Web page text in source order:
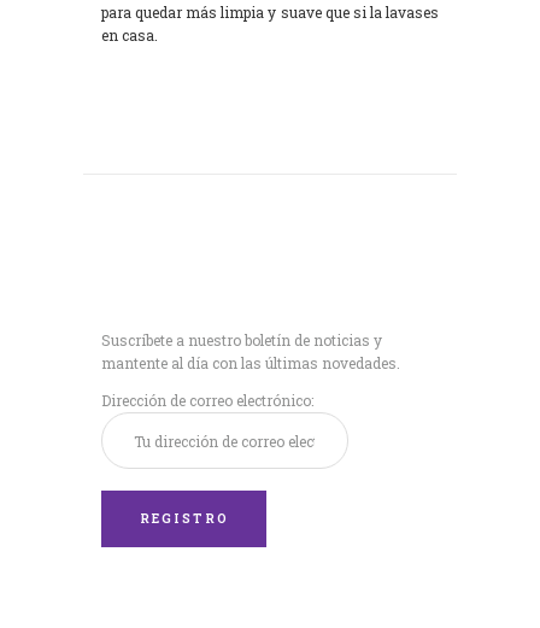
para quedar más limpia y suave que si la lavases
en casa.
Suscríbete a nuestro boletín de noticias y
mantente al día con las últimas novedades.
Dirección de correo electrónico: